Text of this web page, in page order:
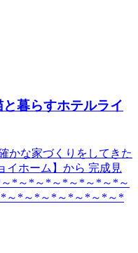
暮らすホテルライ
かな家づくりをしてきた
イホーム】から 完成見
*～*～*～*～*～*～*～
～*～*～*～*～*～*～*